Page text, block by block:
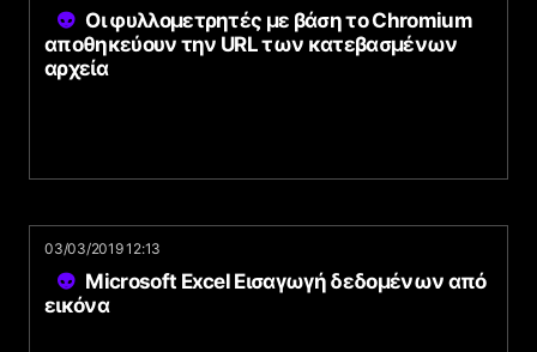
Οι φυλλομετρητές με βάση το Chromium
αποθηκεύουν την URL των κατεβασμένων
αρχεία
03/03/2019 12:13
Microsoft Excel Εισαγωγή δεδομένων από
εικόνα